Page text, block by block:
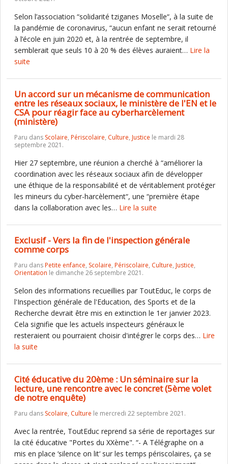
Selon l’association “solidarité tziganes Moselle“, à la suite de
la pandémie de coronavirus, “aucun enfant ne serait retourné
à l’école en juin 2020 et, à la rentrée de septembre, il
semblerait que seuls 10 à 20 % des élèves auraient… Lire la
suite
Un accord sur un mécanisme de communication
entre les réseaux sociaux, le ministère de l'EN et le
CSA pour réagir face au cyberharcèlement
(ministère)
Paru dans Scolaire, Périscolaire, Culture, Justice le mardi 28
septembre 2021.
Hier 27 septembre, une réunion a cherché à “améliorer la
coordination avec les réseaux sociaux afin de développer
une éthique de la responsabilité et de véritablement protéger
les mineurs du cyber-harcèlement“, une “première étape
dans la collaboration avec les… Lire la suite
Exclusif - Vers la fin de l'inspection générale
comme corps
Paru dansPetite enfance, Scolaire, Périscolaire, Culture, Justice,
Orientation le dimanche 26 septembre 2021.
Selon des informations recueillies par ToutEduc, le corps de
l'Inspection générale de l'Education, des Sports et de la
Recherche devrait être mis en extinction le 1er janvier 2023.
Cela signifie que les actuels inspecteurs généraux le
resteraient ou pourraient choisir d'intégrer le corps des… Lire
la suite
Cité éducative du 20ème : Un séminaire sur la
lecture, une rencontre avec le concret (5ème volet
de notre enquête)
Paru dans Scolaire, Culture le mercredi 22 septembre 2021.
Avec la rentrée, ToutEduc reprend sa série de reportages sur
la cité éducative "Portes du XXème". “- A Télégraphe on a
mis en place ‘silence on lit‘ sur les temps périscolaires, ça se